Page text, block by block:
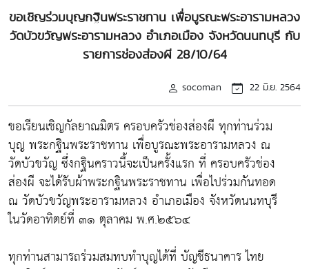
ขอเชิญร่วมบุญกฐินพระราชทาน เพื่อบูรณะพระอารามหลวง
วัดบัวขวัญพระอารามหลวง อำเภอเมือง จังหวัดนนทบุรี กับ
รายการช่องส่องผี 28/10/64
socoman 22 มิ.ย. 2564
ขอเรียนเชิญกัลยาณมิตร ครอบครัวช่องส่องผี ทุกท่านร่วม
บุญ พระกฐินพระราชทาน เพื่อบูรณะพระอารามหลวง ณ
วัดบัวขวัญ ซึ่งกฐินคราวนี้จะเป็นครั้งแรก ที่ ครอบครัวช่อง
ส่องผี จะได้รับผ้าพระกฐินพระราชทาน เพื่อไปร่วมกันทอด
ณ วัดบัวขวัญพระอารามหลวง อำเภอเมือง จังหวัดนนทบุรี
ในวัดอาทิตย์ที่ ๓๑ ตุลาคม พ.ศ.๒๕๖๔
ทุกท่านสามารถร่วมสมทบทำบุญได้ที่ บัญชีธนาคาร ไทย